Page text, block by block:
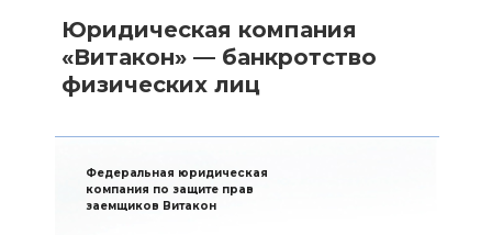
Юридическая компания
«Витакон» — банкротство
физических лиц
Федеральная юридическая
компания по защите прав
заемщиков Витакон